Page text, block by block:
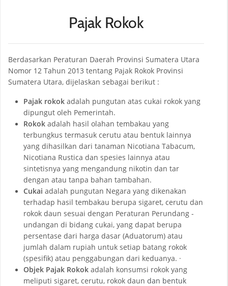
Pajak Rokok
Berdasarkan Peraturan Daerah Provinsi Sumatera Utara
Nomor 12 Tahun 2013 tentang Pajak Rokok Provinsi
Sumatera Utara, dijelaskan sebagai berikut :
Pajak rokok adalah pungutan atas cukai rokok yang
dipungut oleh Pemerintah.
Rokok adalah hasil olahan tembakau yang
terbungkus termasuk cerutu atau bentuk lainnya
yang dihasilkan dari tanaman Nicotiana Tabacum,
Nicotiana Rustica dan spesies lainnya atau
sintetisnya yang mengandung nikotin dan tar
dengan atau tanpa bahan tambahan.
Cukai adalah pungutan Negara yang dikenakan
terhadap hasil tembakau berupa sigaret, cerutu dan
rokok daun sesuai dengan Peraturan Perundang -
undangan di bidang cukai, yang dapat berupa
persentase dari harga dasar (Aduatorum) atau
jumlah dalam rupiah untuk setiap batang rokok
(spesifik) atau penggabungan dari keduanya. ·
Objek Pajak Rokok adalah konsumsi rokok yang
meliputi sigaret, cerutu, rokok daun dan bentuk